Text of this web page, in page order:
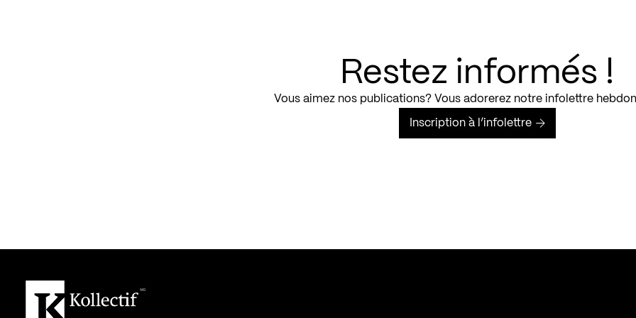
Restez informés !
Vous aimez nos publications? Vous adorerez notre infolettre
Inscription à l’infolettre